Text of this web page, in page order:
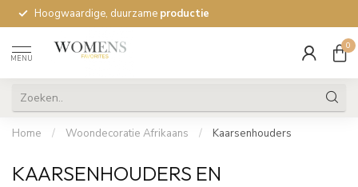
Hoogwaardige, duurzame productie
MENU
0
Home / Woondecoratie Afrikaans / Kaarsenhouders
KAARSENHOUDERS EN